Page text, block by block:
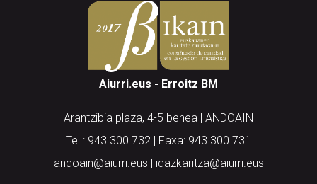
Aiurri.eus - Erroitz BM
Arantzibia plaza, 4-5 behea | ANDOAIN
Tel.: 943 300 732 | Faxa: 943 300 731
andoain@aiurri.eus | idazkaritza@aiurri.eus